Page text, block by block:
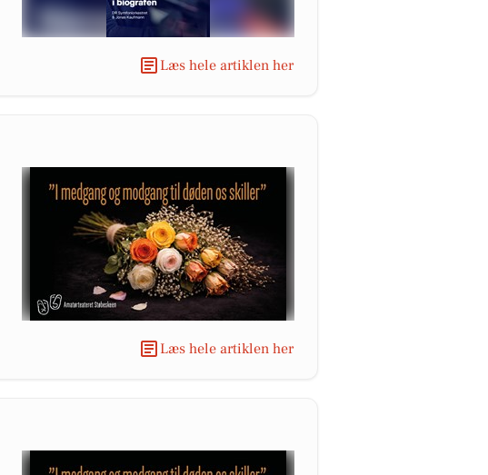
Læs hele artiklen her
Læs hele artiklen her